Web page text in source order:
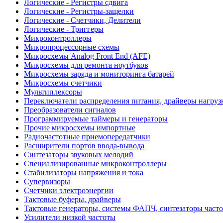
Логические - Регистры сдвига
Логические - Регистры-защелки
Логические - Счетчики, Делители
Логические - Триггеры
Микроконтроллеры
Микропроцессорные схемы
Микросхемы Analog Front End (AFE)
Микросхемы для ремонта ноутбуков
Микросхемы заряда и мониторинга батарей
Микросхемы счетчики
Мультиплексоры
Переключатели распределения питания, драйверы
Преобразователи сигналов
Программируемые таймеры и генераторы
Прочие микросхемы импортные
Радиочастотные приемопередатчики
Расширители портов ввода-вывода
Синтезаторы звуковых мелодий
Специализированные микроконтроллеры
Стабилизаторы напряжения и тока
Супервизоры
Счетчики электроэнергии
Тактовые буферы, драйверы
Тактовые генераторы, системы ФАПЧ, синтезаторы
Усилители низкой частоты